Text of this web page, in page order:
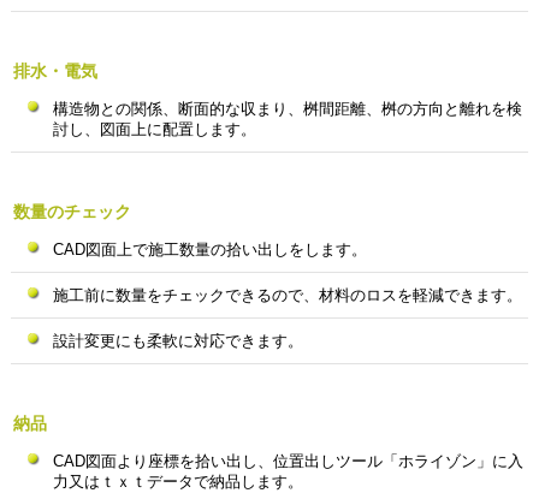
排水・電気
構造物との関係、断面的な収まり、桝間距離、桝の方向と離れを検
討し、図面上に配置します。
数量のチェック
CAD図面上で施工数量の拾い出しをします。
施工前に数量をチェックできるので、材料のロスを軽減できます。
設計変更にも柔軟に対応できます。
納品
CAD図面より座標を拾い出し、位置出しツール「ホライゾン」に入
力又はｔｘｔデータで納品します。